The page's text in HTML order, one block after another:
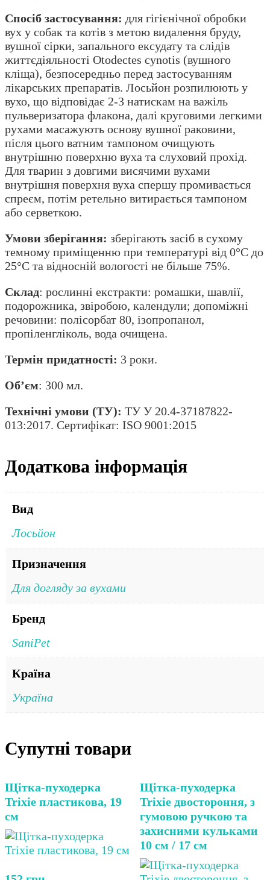
Спосіб застосування: для гігієнічної обробки
вух у собак та котів з метою видалення бруду,
вушної сірки, запального ексудату та слідів
життєдіяльності Otodectes cynotis (вушного
кліща), безпосередньо перед застосуванням
лікарських препаратів. Лосьйон розпилюють у
вухо, що відповідає 2-3 натискам на важіль
пульверизатора флакона, далі круговими легкими
рухами масажують основу вушної раковини,
після цього ватним тампоном очищують
внутрішню поверхню вуха та слуховий прохід.
Для тварин з довгими висячими вухами
внутрішня поверхня вуха спершу промивається
спреєм, потім ретельно витирається тампоном
або серветкою.
Умови зберігання: зберігають засіб в сухому
темному приміщенню при температурі від 0°C до
25°C та відносній вологості не більше 75%.
Склад: рослинні екстракти: ромашки, шавлії,
подорожника, звіробою, календули; допоміжні
речовини: полісорбат 80, ізопропанол,
пропіленгліколь, вода очищена.
Термін придатності: 3 роки.
Об’єм: 300 мл.
Технічні умови (ТУ): ТУ У 20.4-37187822-
013:2017. Сертифікат: ISO 9001:2015
Додаткова інформація
Вид
Лосьйон
Призначення
Для догляду за вухами
Бренд
SaniPet
Країна
Україна
Супутні товари
Щітка-пуходерка
Trixie пластикова, 19
см
Щітка-пуходерка
Trixie двостороння, з
гумовою ручкою та
захисними кульками
10 см / 17 см